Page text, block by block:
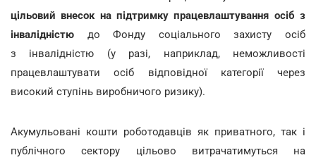
цільовий внесок на підтримку працевлаштування осіб з
інвалідністю до Фонду соціального захисту осіб
з
інвалідністю (у разі, наприклад, неможливості
працевлаштувати осіб відповідної категорії через
високий ступінь виробничого ризику).
Акумульовані кошти роботодавців як приватного, так і
публічного сектору цільово витрачатимуться на